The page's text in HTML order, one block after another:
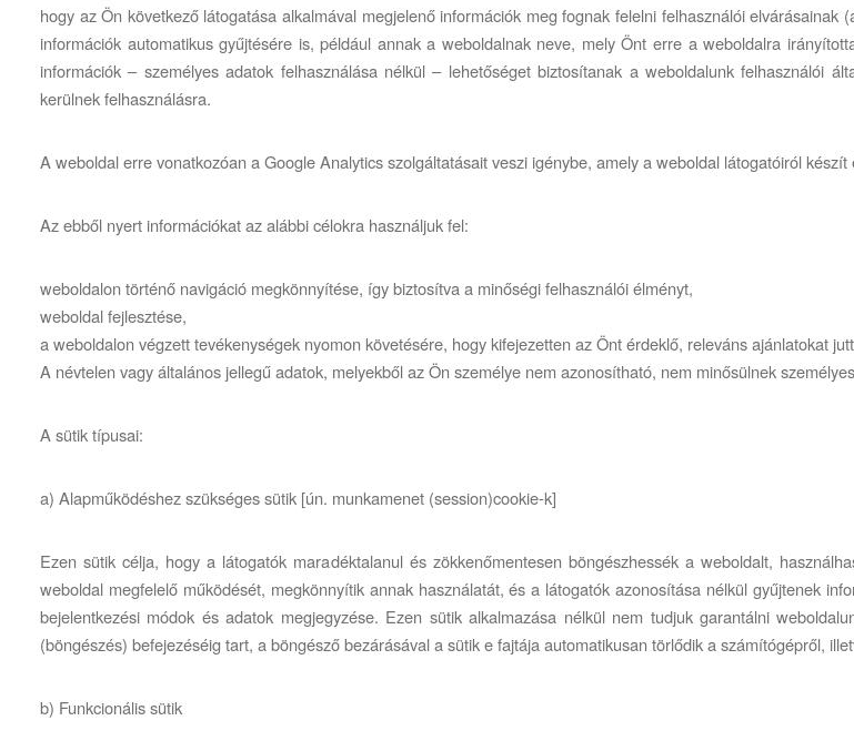
hogy az Ön következő látogatása alkalmával megjelenő információk meg fognak felelni felhasználói
információk automatikus gyűjtésére is, például annak a weboldalnak neve, mely Önt erre a weboldalra
információk – személyes adatok felhasználása nélkül – lehetőséget biztosítanak a weboldalunk felhasználói
kerülnek felhasználásra.
A weboldal erre vonatkozóan a Google Analytics szolgáltatásait veszi igénybe, amely a weboldal látogatóiról
Az ebből nyert információkat az alábbi célokra használjuk fel:
weboldalon történő navigáció megkönnyítése, így biztosítva a minőségi felhasználói élményt,
weboldal fejlesztése,
a weboldalon végzett tevékenységek nyomon követésére, hogy kifejezetten az Önt érdeklő, releváns ajánlatokat
A névtelen vagy általános jellegű adatok, melyekből az Ön személye nem azonosítható, nem minősülnek
A sütik típusai:
a) Alapműködéshez szükséges sütik [ún. munkamenet (session)cookie-k]
Ezen sütik célja, hogy a látogatók maradéktalanul és zökkenőmentesen böngészhessék a weboldalt,
weboldal megfelelő működését, megkönnyítik annak használatát, és a látogatók azonosítása nélkül gyűjtenek
bejelentkezési módok és adatok megjegyzése. Ezen sütik alkalmazása nélkül nem tudjuk garantálni
(böngészés) befejezéséig tart, a böngésző bezárásával a sütik e fajtája automatikusan törlődik a számítógépről,
b) Funkcionális sütik